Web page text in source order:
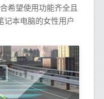
希望使用功能齐全且
记本电脑的女性用户